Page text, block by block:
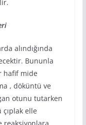
alındığında
Bununla
hafif mide
, döküntü ve
otunu tutarken
elle